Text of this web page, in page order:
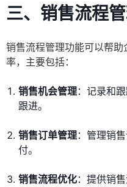
三、销售流程
销售流程管理功能可以帮
率，主要包括：
销售机会管理：记录和
跟进。
销售订单管理：管理销
付。
销售流程优化：提供销